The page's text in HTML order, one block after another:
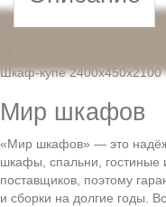
Шкаф-купе 2400x450x2100
Мир шкафов
«Мир шкафов» — это
шкафы, спальни,
поставщиков, поэтому
и сборки на долгие годы.